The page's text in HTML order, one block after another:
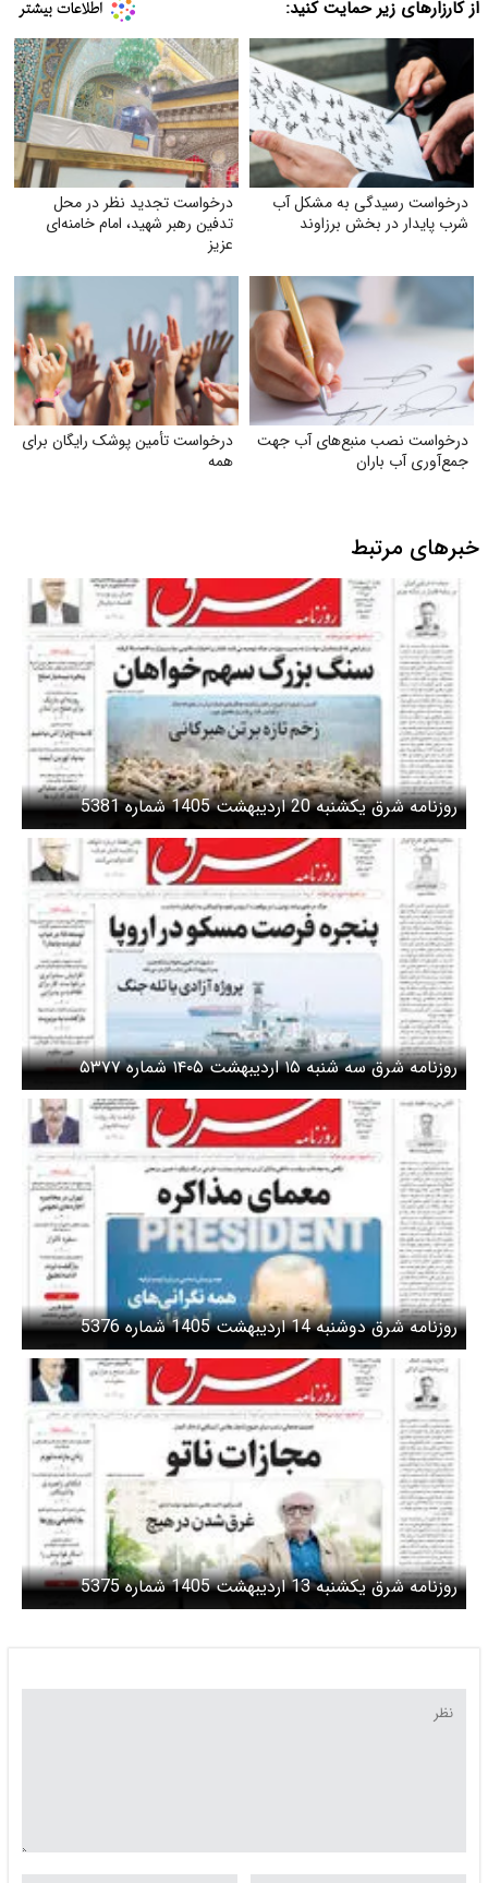
از کارزارهای زیر حمایت کنید:
درخواست رسیدگی به مشکل آب
شرب ‌پایدار در بخش برزاوند
درخواست تجدید نظر در محل
تدفین رهبر شهید، امام خامنه‌ای
عزیز
درخواست نصب منبع‌های آب جهت
جمع‌آوری آب باران
درخواست تأمین پوشک رایگان برای
همه
خبرهای مرتبط
روزنامه شرق یکشنبه 20 اردیبهشت 1405 شماره 5381
روزنامه شرق سه شنبه ۱۵ اردیبهشت ۱۴۰۵ شماره ۵۳۷۷
روزنامه شرق دوشنبه 14 اردیبهشت 1405 شماره 5376
روزنامه شرق یکشنبه 13 اردیبهشت 1405 شماره 5375